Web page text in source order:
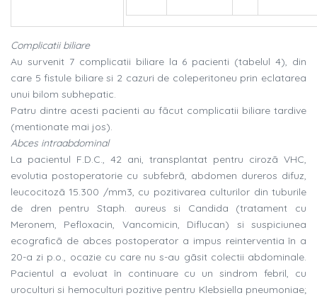
Complicatii biliare
Au survenit 7 complicatii biliare la 6 pacienti (tabelul 4), din
care 5 fistule biliare si 2 cazuri de coleperitoneu prin eclatarea
unui bilom subhepatic.
Patru dintre acesti pacienti au fãcut complicatii biliare tardive
(mentionate mai jos).
Abces intraabdominal
La pacientul F.D.C., 42 ani, transplantat pentru cirozã VHC,
evolutia postoperatorie cu subfebrã, abdomen dureros difuz,
leucocitozã 15.300 /mm3, cu pozitivarea culturilor din tuburile
de dren pentru Staph. aureus si Candida (tratament cu
Meronem, Pefloxacin, Vancomicin, Diflucan) si suspiciunea
ecograficã de abces postoperator a impus reinterventia în a
20-a zi p.o., ocazie cu care nu s-au gãsit colectii abdominale.
Pacientul a evoluat în continuare cu un sindrom febril, cu
uroculturi si hemoculturi pozitive pentru Klebsiella pneumoniae;